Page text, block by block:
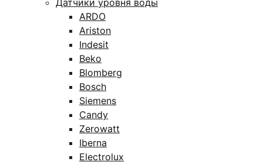
Датчики уровня воды
ARDO
Ariston
Indesit
Beko
Blomberg
Bosch
Siemens
Candy
Zerowatt
Iberna
Electrolux